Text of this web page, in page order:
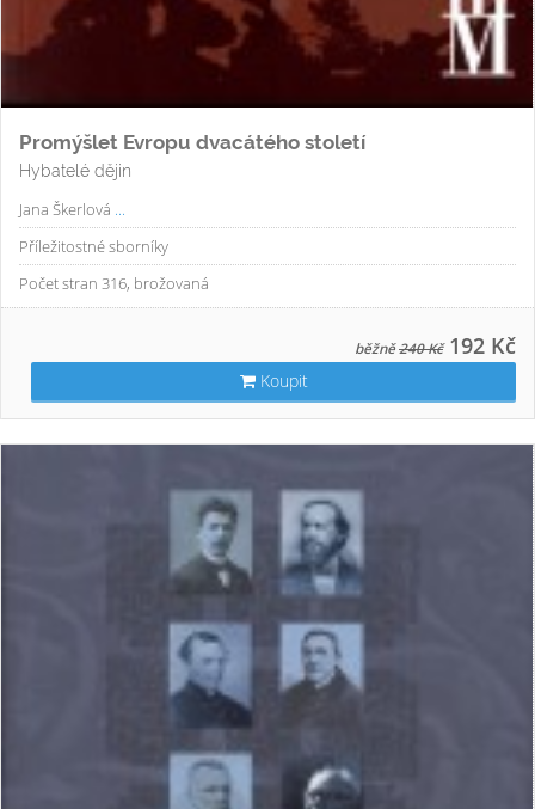
Promýšlet Evropu dvacátého století
Hybatelé dějin
Jana Škerlová ...
Příležitostné sborníky
Počet stran 316, brožovaná
běžně240 Kč 192 Kč
Koupit